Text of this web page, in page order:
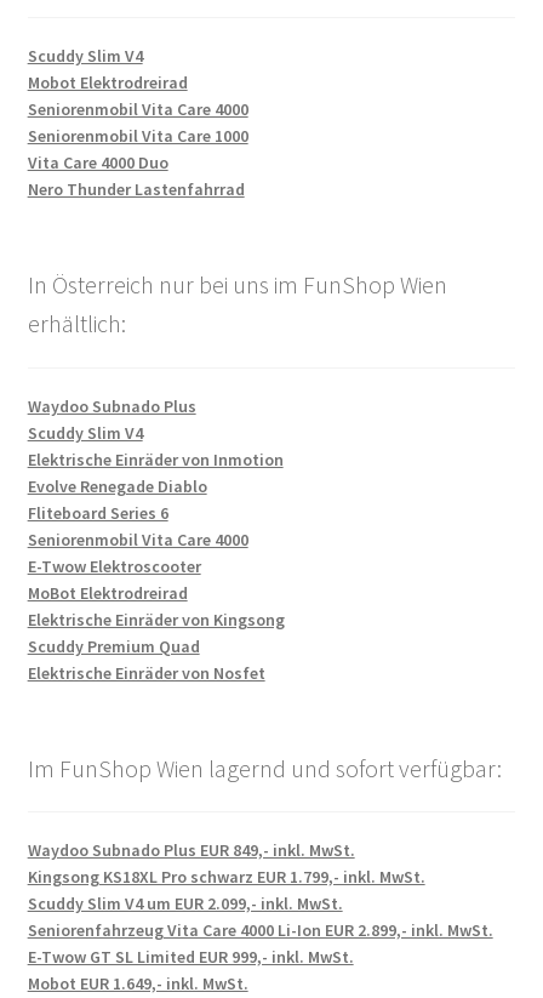
Scuddy Slim V4
Mobot Elektrodreirad
Seniorenmobil Vita Care 4000
Seniorenmobil Vita Care 1000
Vita Care 4000 Duo
Nero Thunder Lastenfahrrad
In Österreich nur bei uns im FunShop Wien
erhältlich:
Waydoo Subnado Plus
Scuddy Slim V4
Elektrische Einräder von Inmotion
Evolve Renegade Diablo
Fliteboard Series 6
Seniorenmobil Vita Care 4000
E-Twow Elektroscooter
MoBot Elektrodreirad
Elektrische Einräder von Kingsong
Scuddy Premium Quad
Elektrische Einräder von Nosfet
Im FunShop Wien lagernd und sofort verfügbar:
Waydoo Subnado Plus EUR 849,- inkl. MwSt.
Kingsong KS18XL Pro schwarz EUR 1.799,- inkl. MwSt.
Scuddy Slim V4 um EUR 2.099,- inkl. MwSt.
Seniorenfahrzeug Vita Care 4000 Li-Ion EUR 2.899,- inkl. MwSt.
E-Twow GT SL Limited EUR 999,- inkl. MwSt.
Mobot EUR 1.649,- inkl. MwSt.